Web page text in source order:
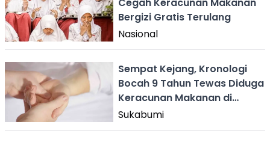
Bergizi Gratis Terulang
Nasional
Sempat Kejang, Kronologi
Bocah 9 Tahun Tewas Diduga
Keracunan Makanan di
Sukabumi
Sukabumi